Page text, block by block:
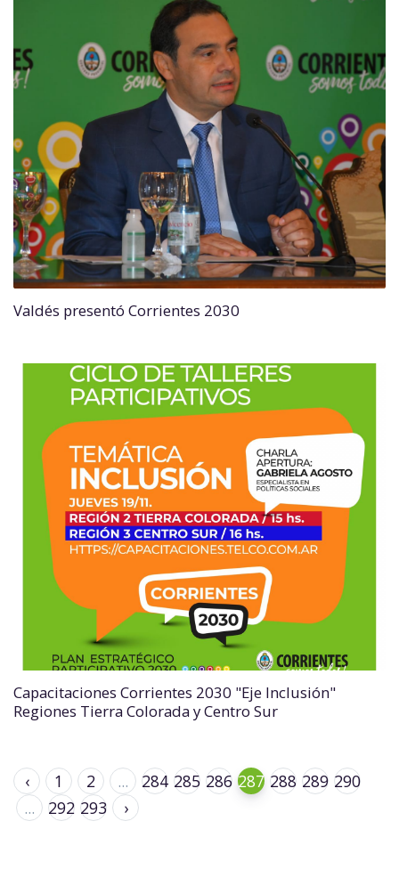
Valdés presentó Corrientes 2030
Capacitaciones Corrientes 2030 "Eje Inclusión"
Regiones Tierra Colorada y Centro Sur
‹ 1 2 ... 284 285 286 287 288 289 290
...
292 293 ›